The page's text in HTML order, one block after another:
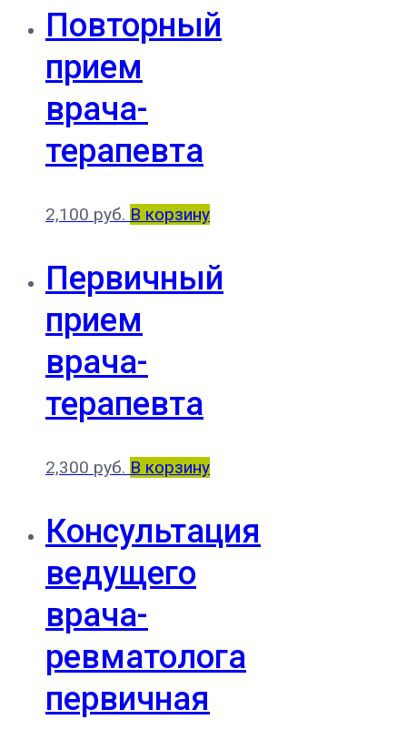
Повторный
прием
врача-
терапевта
2,100 руб. В корзину
Первичный
прием
врача-
терапевта
2,300 руб. В корзину
Консультация
ведущего
врача-
ревматолога
первичная